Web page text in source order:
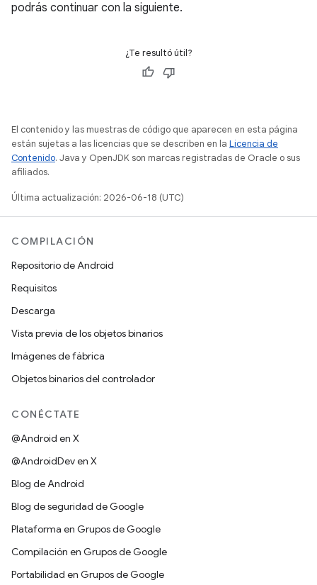
podrás continuar con la siguiente.
¿Te resultó útil?
El contenido y las muestras de código que aparecen en esta página
están sujetas a las licencias que se describen en la Licencia de
Contenido. Java y OpenJDK son marcas registradas de Oracle o sus
afiliados.
Última actualización: 2026-06-18 (UTC)
COMPILACIÓN
Repositorio de Android
Requisitos
Descarga
Vista previa de los objetos binarios
Imágenes de fábrica
Objetos binarios del controlador
CONÉCTATE
@Android en X
@AndroidDev en X
Blog de Android
Blog de seguridad de Google
Plataforma en Grupos de Google
Compilación en Grupos de Google
Portabilidad en Grupos de Google